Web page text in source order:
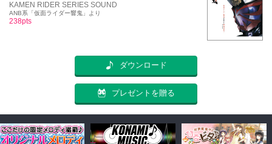
KAMEN RIDER SERIES SOUND
ANB系「仮面ライダー響鬼」より
238pts
ダウンロード
プレゼントを贈る